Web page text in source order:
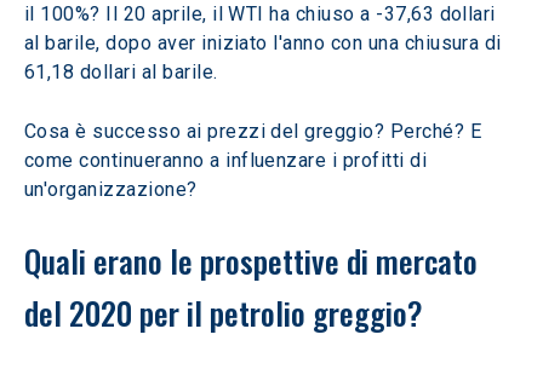
il 100%? Il 20 aprile, il WTI ha chiuso a -37,63 dollari
al barile, dopo aver iniziato l'anno con una chiusura di
61,18 dollari al barile.
Cosa è successo ai prezzi del greggio? Perché? E
come continueranno a influenzare i profitti di
un'organizzazione?
Quali erano le prospettive di mercato
del 2020 per il petrolio greggio?